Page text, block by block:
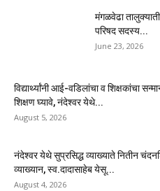
मंगळवेढा
परिषद सदस्य...
June 23, 2026
विद्यार्थ्यांनी आई-वडिलांचा व शिक्षकांचा
शिक्षण घ्यावे, नंदेश्वर येथे...
August 5, 2026
नंदेश्वर येथे सुप्रसिद्ध व्याख्याते नितीन
व्याख्यान, स्व.दादासाहेब येसू...
August 4, 2026